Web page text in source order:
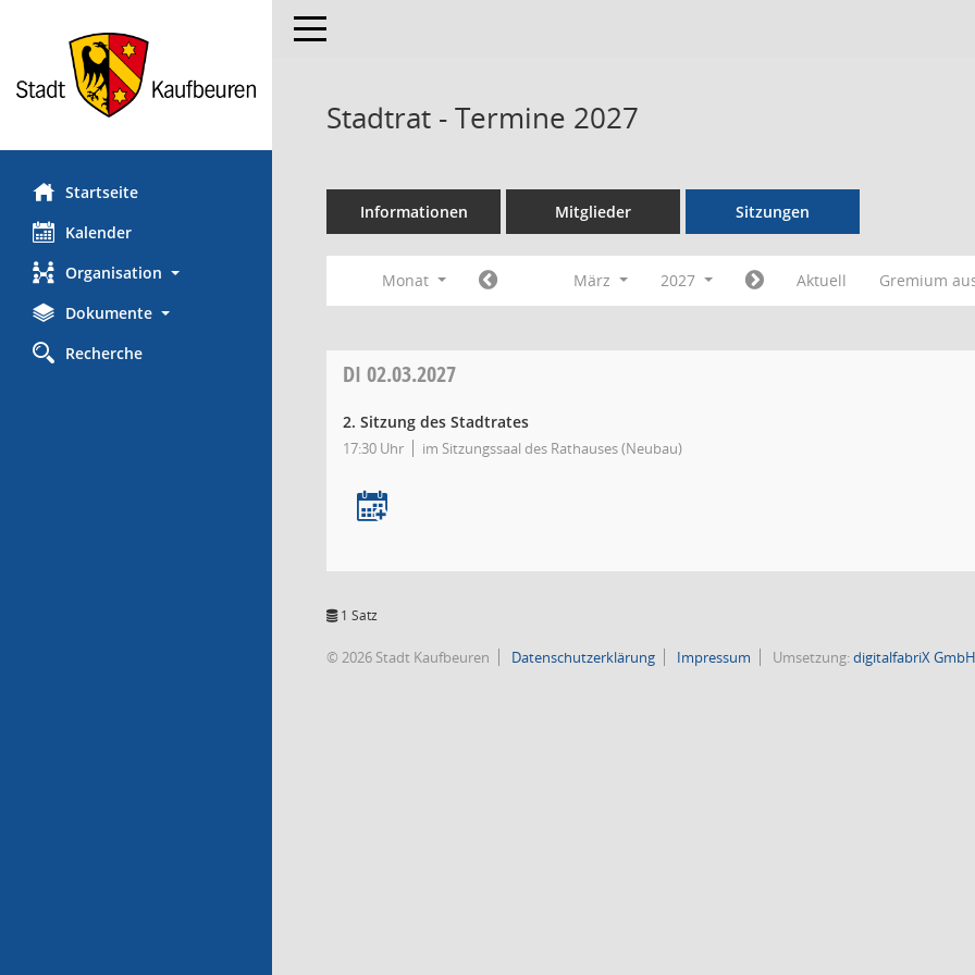
Startseite
Kalender
Organisation
Dokumente
Recherche
Toggle navigation
Stadtrat - Termine 2027
Informationen Mitglieder Sitzungen
Monat März 2027 Aktuell Gremium
DI 02.03.2027
2. Sitzung des Stadtrates
17:30 Uhr im Sitzungssaal des Rathauses (Neubau)
1 Satz
© 2026 Stadt Kaufbeuren Datenschutzerklärung Impressum Umsetzung:digitalfabriX GmbH